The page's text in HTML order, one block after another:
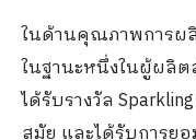
ในด้านคุณภาพการผ
ในฐานะหนึ่งในผู้ผลิ
ได้รับรางวัล
สมัย และได้รับการย